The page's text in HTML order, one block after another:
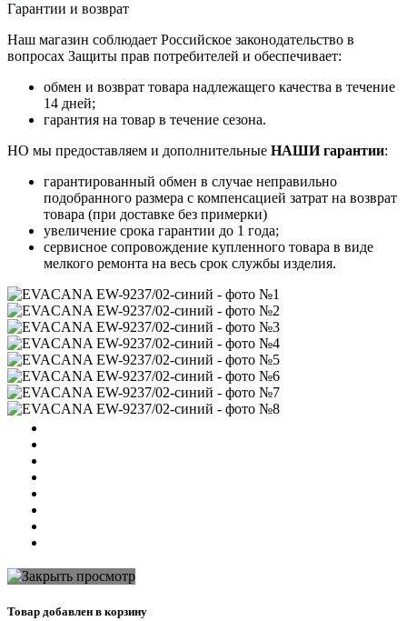
Гарантии и возврат
Наш магазин соблюдает Российское законодательство в
вопросах Защиты прав потребителей и обеспечивает:
обмен и возврат товара надлежащего качества в течение
14 дней;
гарантия на товар в течение сезона.
НО мы предоставляем и дополнительные НАШИ гарантии:
гарантированный обмен в случае неправильно
подобранного размера с компенсацией затрат на возврат
товара (при доставке без примерки)
увеличение срока гарантии до 1 года;
сервисное сопровождение купленного товара в виде
мелкого ремонта на весь срок службы изделия.
Товар добавлен в корзину